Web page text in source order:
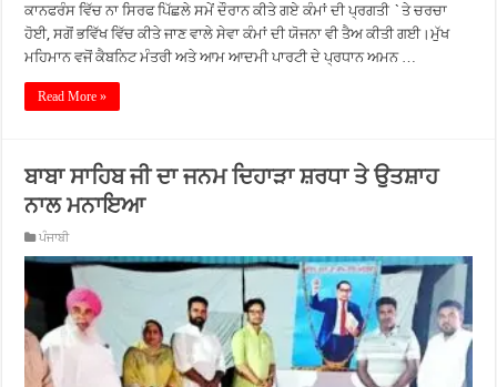
ਕਾਨਫਰੰਸ ਵਿੱਚ ਨਾ ਸਿਰਫ ਪਿੱਛਲੇ ਸਮੇਂ ਦੌਰਾਨ ਕੀਤੇ ਗਏ ਕੰਮਾਂ ਦੀ ਪ੍ਰਗਤੀ `ਤੇ ਚਰਚਾ
ਹੋਈ, ਸਗੋਂ ਭਵਿੱਖ ਵਿੱਚ ਕੀਤੇ ਜਾਣ ਵਾਲੇ ਸੇਵਾ ਕੰਮਾਂ ਦੀ ਯੋਜਨਾ ਵੀ ਤੈਅ ਕੀਤੀ ਗਈ।ਮੁੱਖ
ਮਹਿਮਾਨ ਵਜੋਂ ਕੈਬਨਿਟ ਮੰਤਰੀ ਅਤੇ ਆਮ ਆਦਮੀ ਪਾਰਟੀ ਦੇ ਪ੍ਰਧਾਨ ਅਮਨ …
Read More »
ਬਾਬਾ ਸਾਹਿਬ ਜੀ ਦਾ ਜਨਮ ਦਿਹਾੜਾ ਸ਼ਰਧਾ ਤੇ ਉਤਸ਼ਾਹ
ਨਾਲ ਮਨਾਇਆ
ਪੰਜਾਬੀ